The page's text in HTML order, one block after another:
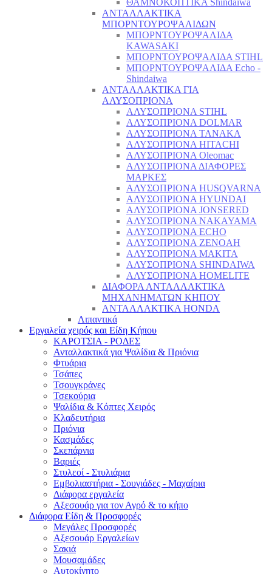
ΘΑΜΝΟΚΟΠΤΙΚΑ Shindaiwa
ΑΝΤΑΛΛΑΚΤΙΚΑ
ΜΠΟΡΝΤΟΥΡΟΨΑΛΙΔΩΝ
ΜΠΟΡΝΤΟΥΡΟΨΑΛΙΔΑ
KAWASAKI
ΜΠΟΡΝΤΟΥΡΟΨΑΛΙΔΑ STIHL
ΜΠΟΡΝΤΟΥΡΟΨΑΛΙΔΑ Echo -
Shindaiwa
ΑΝΤΑΛΛΑΚΤΙΚΑ ΓΙΑ
ΑΛΥΣΟΠΡΙΟΝΑ
ΑΛΥΣΟΠΡΙΟΝΑ STIHL
ΑΛΥΣΟΠΡΙΟΝΑ DOLMAR
ΑΛΥΣΟΠΡΙΟΝΑ TANAKA
ΑΛΥΣΟΠΡΙΟΝΑ HITACHI
ΑΛΥΣΟΠΡΙΟΝΑ Oleomac
ΑΛΥΣΟΠΡΙΟΝΑ ΔΙΑΦΟΡΕΣ
ΜΑΡΚΕΣ
ΑΛΥΣΟΠΡΙΟΝΑ HUSQVARNA
ΑΛΥΣΟΠΡΙΟΝΑ HYUNDAI
ΑΛΥΣΟΠΡΙΟΝΑ JONSERED
ΑΛΥΣΟΠΡΙΟΝΑ NAKAYAMA
ΑΛΥΣΟΠΡΙΟΝΑ ECHO
ΑΛΥΣΟΠΡΙΟΝΑ ZENOAH
ΑΛΥΣΟΠΡΙΟΝΑ MAKITA
ΑΛΥΣΟΠΡΙΟΝΑ SHINDAIWA
ΑΛΥΣΟΠΡΙΟΝΑ HOMELITE
ΔΙΑΦΟΡΑ ΑΝΤΑΛΛΑΚΤΙΚΑ
ΜΗΧΑΝΗΜΑΤΩΝ ΚΗΠΟΥ
ΑΝΤΑΛΛΑΚΤΙΚΑ HONDA
Λιπαντικά
Εργαλεία χειρός και Είδη Κήπου
ΚΑΡΟΤΣΙΑ - ΡΟΔΕΣ
Ανταλλακτικά για Ψαλίδια & Πριόνια
Φτυάρια
Τσάπες
Τσουγκράνες
Τσεκούρια
Ψαλίδια & Κόπτες Χειρός
Κλαδευτήρια
Πριόνια
Κασμάδες
Σκεπάρνια
Βαριές
Στυλεοί - Στυλιάρια
Εμβολιαστήρια - Σουγιάδες - Μαχαίρια
Διάφορα εργαλεία
Αξεσουάρ για τον Αγρό & το κήπο
Διάφορα Είδη & Προσφορές
Μεγάλες Προσφορές
Αξεσουάρ Εργαλείων
Σακιά
Μουσαμάδες
Αυτοκίνητο